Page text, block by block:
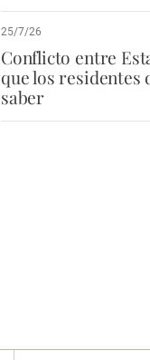
25/7/26
Conflicto entre
que los residentes
saber